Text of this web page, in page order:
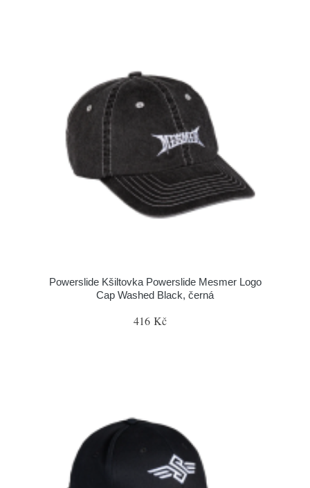
Powerslide Kšiltovka Powerslide Mesmer Logo
Cap Washed Black, černá
416 Kč